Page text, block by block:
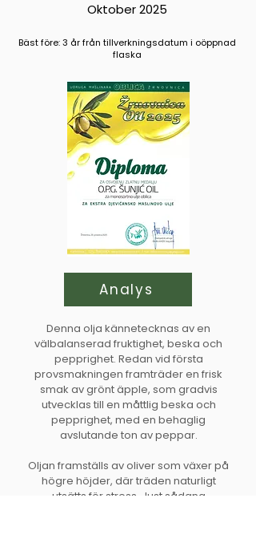
Oktober 2025
Bäst före: 3 år från tillverkningsdatum i oöppnad
flaska
Analys
Denna olja kännetecknas av en
välbalanserad fruktighet, beska och
pepprighet. Redan vid första
provsmakningen framträder en frisk
smak av grönt äpple, som gradvis
utvecklas till en måttlig beska och
pepprighet, med en behaglig
avslutande ton av peppar.
Oljan framställs av oliver som växer på
högre höjder, där träden naturligt
utsätts för stress. Just sådana